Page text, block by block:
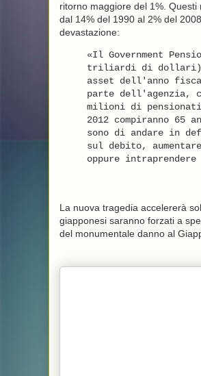
ritorno maggiore del 1%.
dal 14% del 1990 al 2% del
devastazione:
«Il Government
triliardi di dollari),
asset dell'anno
parte dell'agenzia,
milioni di pensionati
2012 compiranno
sono di andare in
sul debito,
oppure
La nuova tragedia accelererà
giapponesi saranno forzati a
del monumentale danno al